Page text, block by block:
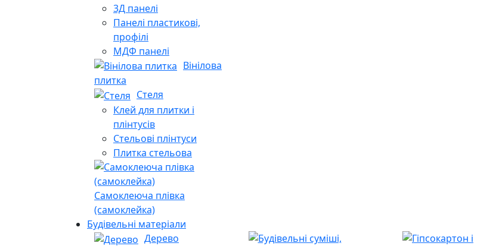
3Д панелі
Панелі пластикові,
профілі
МДФ панелі
Вінілова
плитка
Стеля
Клей для плитки і
плінтусів
Стельові плінтуси
Плитка стельова
Самоклеюча плівка
(самоклейка)
Будівельні матеріали
Дерево